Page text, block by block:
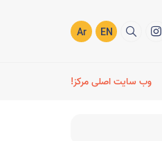
EN
Ar
وب سایت اصلی مرکز!